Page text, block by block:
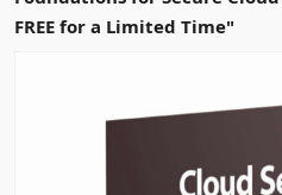
FREE for a Limited Time"